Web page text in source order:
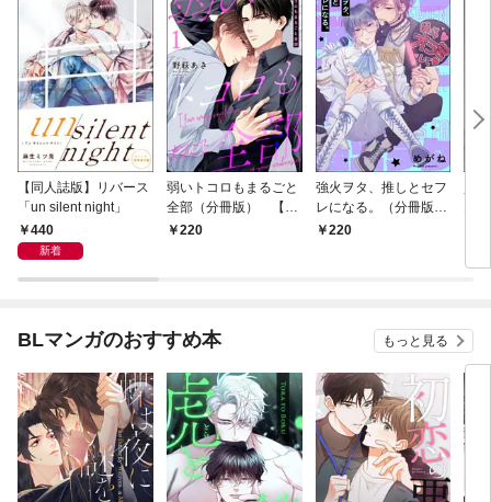
【同人誌版】リバース
「un silent night」
440
新着
弱いトコロもまるごと
全部（分冊版） 【第
1話】
220
強火ヲタ、推しとセフ
レになる。（分冊版）
【第1話】
220
BLマンガのおすすめ本 もっと見る